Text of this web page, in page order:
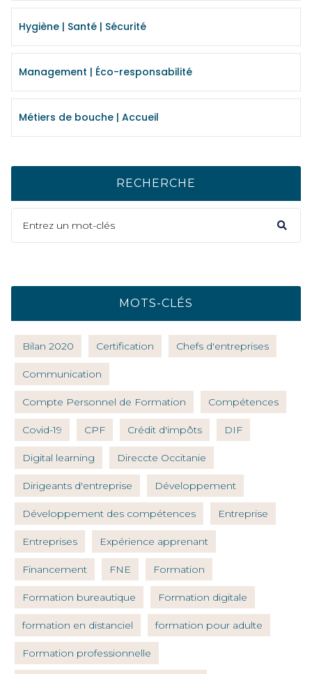
Hygiène | Santé | Sécurité
Management | Éco-responsabilité
Métiers de bouche | Accueil
RECHERCHE
MOTS-CLÉS
Bilan 2020 Certification Chefs d'entreprises
Communication
Compte Personnel de Formation Compétences
Covid-19 CPF Crédit d'impôts DIF
Digital learning Direccte Occitanie
Dirigeants d'entreprise Développement
Développement des compétences Entreprise
Entreprises Expérience apprenant
Financement FNE Formation
Formation bureautique Formation digitale
formation en distanciel formation pour adulte
Formation professionnelle